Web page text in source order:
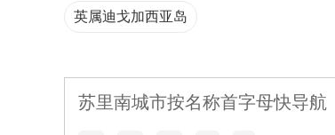
英属迪戈加西亚岛
苏里南城市按名称首字母快导航